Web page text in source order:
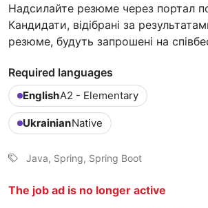
Надсилайте резюме через портал
Кандидати, відібрані за
резюме, будуть запрошені на
Required languages
EnglishA2 - Elementary
UkrainianNative
Java, Spring, Spring Boot
The job ad is no longer active